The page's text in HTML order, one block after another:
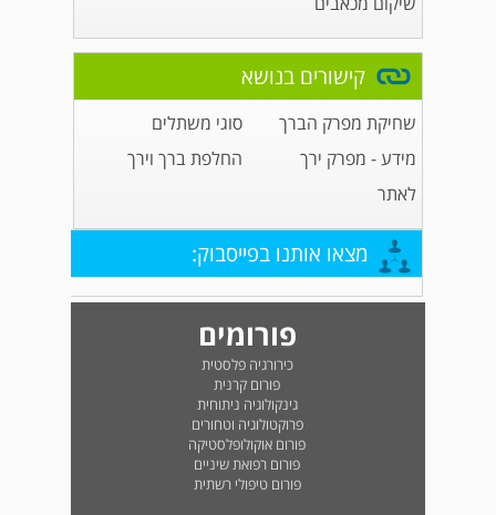
קישורים בנושא
שחיקת מפרק הברך
סוגי משתלים
מידע - מפרק ירך
החלפת ברך וירך
לאתר
מצאו אותנו בפייסבוק:
פורומים
כירורגיה פלסטית
פורום קרנית
גינקולוגיה ניתוחית
פרוקטולוגיה וטחורים
פורום אוקולופלסטיקה
פורום רפואת שיניים
פורום טיפולי רשתית